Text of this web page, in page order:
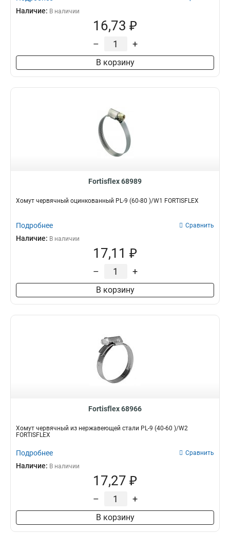
Наличие: В наличии
16,73 ₽
– +
В корзину
Fortisflex 68989
Хомут червячный оцинкованный PL-9 (60-80 )/W1 FORTISFLEX
Подробнее Сравнить
Наличие: В наличии
17,11 ₽
– +
В корзину
Fortisflex 68966
Хомут червячный из нержавеющей стали PL-9 (40-60 )/W2
FORTISFLEX
Подробнее Сравнить
Наличие: В наличии
17,27 ₽
– +
В корзину